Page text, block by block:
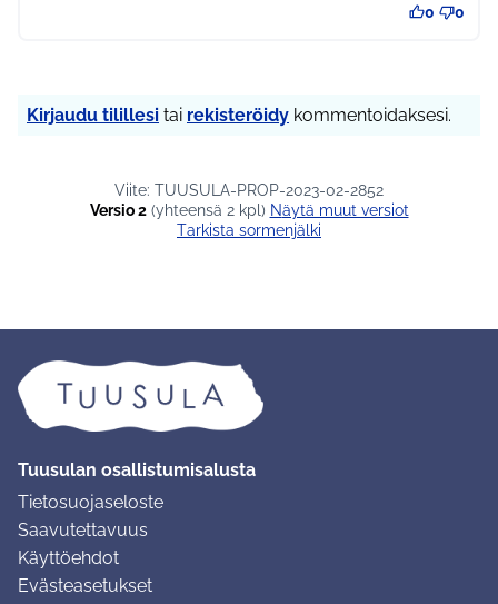
0 0
Kirjaudu tilillesi tai rekisteröidy kommentoidaksesi.
Viite: TUUSULA-PROP-2023-02-2852
Versio 2(yhteensä 2 kpl)
näytä muut versiot
Tarkista sormenjälki
Tuusulan osallistumisalusta
Tietosuojaseloste
Saavutettavuus
Käyttöehdot
Evästeasetukset